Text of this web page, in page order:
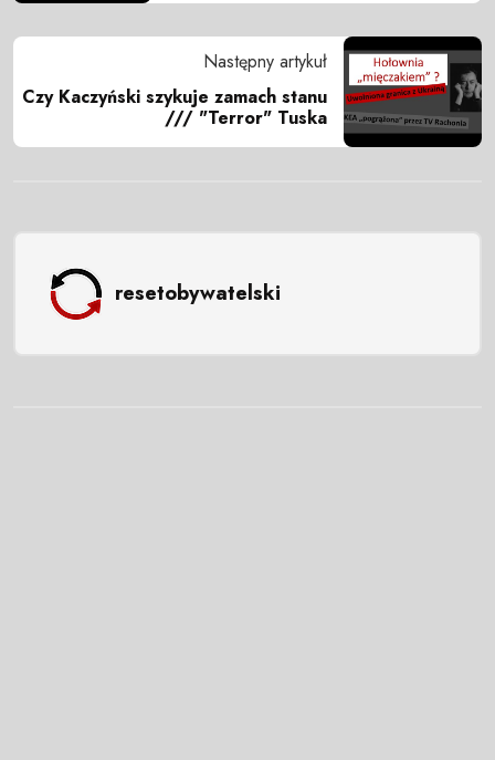
Następny artykuł
Czy Kaczyński szykuje zamach stanu
/// "Terror" Tuska
resetobywatelski